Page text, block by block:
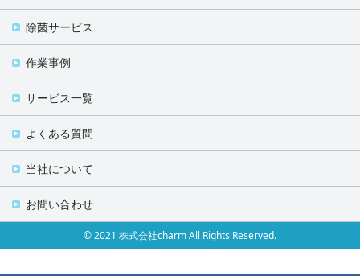
除菌サービス
作業事例
サービス一覧
よくある質問
当社について
お問い合わせ
© 2021 株式会社charm All Rights Reserved.